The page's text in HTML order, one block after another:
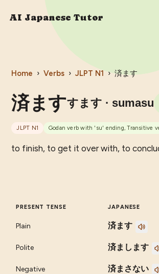
AI Japanese Tutor
Home › Verbs › JLPT N1 › 済ます
済ますすます · sumasu
JLPT N1 Godan verb with 'su' ending, Transitive
to finish, to get it over with, to
PRESENT TENSE JAPANESE
Plain 済ます
Polite 済まします
Negative 済まさない